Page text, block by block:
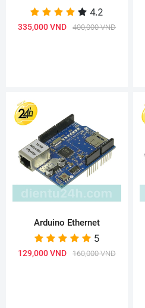
4.2
335,000 VND 400,000 VND
Arduino Ethernet
5
129,000 VND 160,000 VND